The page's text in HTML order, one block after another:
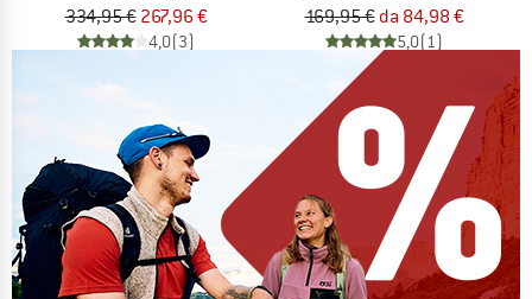
334,95 € 267,96 €
4,0(3)
169,95 € da 84,98 €
5,0(1)